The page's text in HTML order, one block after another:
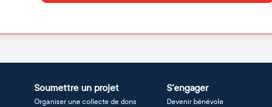
Soumettre un projet
Organiser une collecte de dons
S'engager
Devenir bénévole